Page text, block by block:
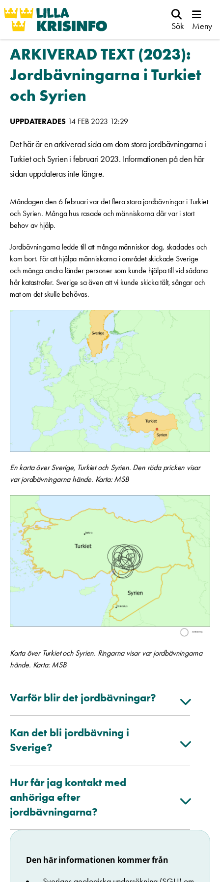
Sök Meny
ARKIVERAD TEXT (2023):
Jordbävningarna i Turkiet
och Syrien
UPPDATERADES 14 FEB 2023 12:29
Det här är en arkiverad sida om dom stora jordbävningarna i
Turkiet och Syrien i februari 2023. Informationen på den här
sidan uppdateras inte längre.
Måndagen den 6 februari var det flera stora jordbävningar i Turkiet
och Syrien. Många hus rasade och människorna där var i stort
behov av hjälp.
Jordbävningarna ledde till att många människor dog, skadades och
kom bort. För att hjälpa människorna i området skickade Sverige
och många andra länder personer som kunde hjälpa till vid sådana
här katastrofer. Sverige sa även att vi kunde skicka tält, sängar och
mat om det skulle behövas.
En karta över Sverige, Turkiet och Syrien. Den röda pricken visar
var jordbävningarna hände. Karta: MSB
Karta över Turkiet och Syrien. Ringarna visar var jordbävningarna
hände. Karta: MSB
Varför blir det jordbävningar?
Kan det bli jordbävning i
Sverige?
Hur får jag kontakt med
anhöriga efter
jordbävningarna?
Den här informationen kommer från